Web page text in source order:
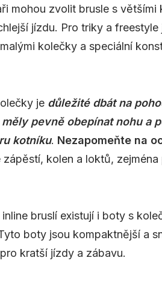
mohou zvolit brusle s většími
jízdu. Pro triky a
kolečky a speciální
je důležité dbát na
pevně obepínat nohu a
kotníku. Nezapomeňte na
zápěstí, kolen a loktů,
bruslí existují i boty s
boty jsou kompaktnější a
kratší jízdy a zábavu.